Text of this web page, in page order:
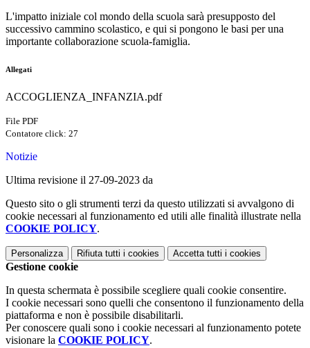
L'impatto iniziale col mondo della scuola sarà presupposto del
successivo cammino scolastico, e qui si pongono le basi per una
importante collaborazione scuola-famiglia.
Allegati
ACCOGLIENZA_INFANZIA.pdf
File PDF
Contatore click: 27
Notizie
Ultima revisione il 27-09-2023 da
Questo sito o gli strumenti terzi da questo utilizzati si avvalgono di
cookie necessari al funzionamento ed utili alle finalità illustrate nella
COOKIE POLICY.
Personalizza Rifiuta tutti i cookies Accetta tutti i cookies
Gestione cookie
In questa schermata è possibile scegliere quali cookie consentire.
I cookie necessari sono quelli che consentono il funzionamento della
piattaforma e non è possibile disabilitarli.
Per conoscere quali sono i cookie necessari al funzionamento potete
visionare la COOKIE POLICY.